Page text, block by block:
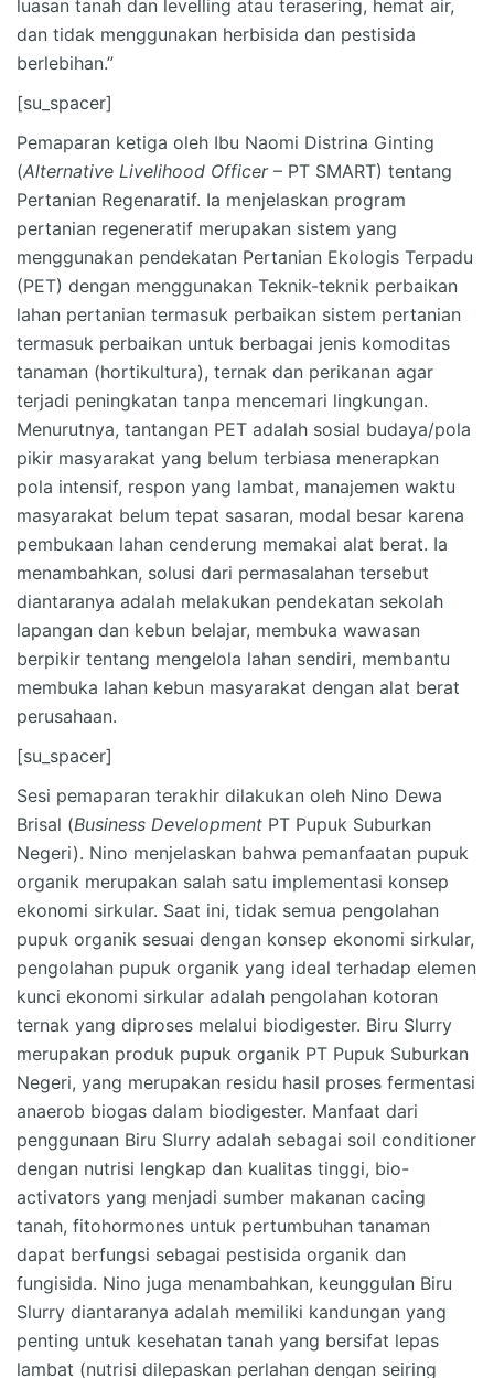
luasan tanah dan levelling atau terasering, hemat air,
dan tidak menggunakan herbisida dan pestisida
berlebihan.”
[su_spacer]
Pemaparan ketiga oleh Ibu Naomi Distrina Ginting
(Alternative Livelihood Officer– PT SMART) tentang
Pertanian Regenaratif. Ia menjelaskan program
pertanian regeneratif merupakan sistem yang
menggunakan pendekatan Pertanian Ekologis Terpadu
(PET) dengan menggunakan Teknik-teknik perbaikan
lahan pertanian termasuk perbaikan sistem pertanian
termasuk perbaikan untuk berbagai jenis komoditas
tanaman (hortikultura), ternak dan perikanan agar
terjadi peningkatan tanpa mencemari lingkungan.
Menurutnya, tantangan PET adalah sosial budaya/pola
pikir masyarakat yang belum terbiasa menerapkan
pola intensif, respon yang lambat, manajemen waktu
masyarakat belum tepat sasaran, modal besar karena
pembukaan lahan cenderung memakai alat berat. Ia
menambahkan, solusi dari permasalahan tersebut
diantaranya adalah melakukan pendekatan sekolah
lapangan dan kebun belajar, membuka wawasan
berpikir tentang mengelola lahan sendiri, membantu
membuka lahan kebun masyarakat dengan alat berat
perusahaan.
[su_spacer]
Sesi pemaparan terakhir dilakukan oleh Nino Dewa
Brisal (Business Development PT Pupuk Suburkan
Negeri). Nino menjelaskan bahwa pemanfaatan pupuk
organik merupakan salah satu implementasi konsep
ekonomi sirkular. Saat ini, tidak semua pengolahan
pupuk organik sesuai dengan konsep ekonomi sirkular,
pengolahan pupuk organik yang ideal terhadap elemen
kunci ekonomi sirkular adalah pengolahan kotoran
ternak yang diproses melalui biodigester. Biru Slurry
merupakan produk pupuk organik PT Pupuk Suburkan
Negeri, yang merupakan residu hasil proses fermentasi
anaerob biogas dalam biodigester. Manfaat dari
penggunaan Biru Slurry adalah sebagai soil conditioner
dengan nutrisi lengkap dan kualitas tinggi, bio-
activators yang menjadi sumber makanan cacing
tanah, fitohormones untuk pertumbuhan tanaman
dapat berfungsi sebagai pestisida organik dan
fungisida. Nino juga menambahkan, keunggulan Biru
Slurry diantaranya adalah memiliki kandungan yang
penting untuk kesehatan tanah yang bersifat lepas
lambat (nutrisi dilepaskan perlahan dengan seiring